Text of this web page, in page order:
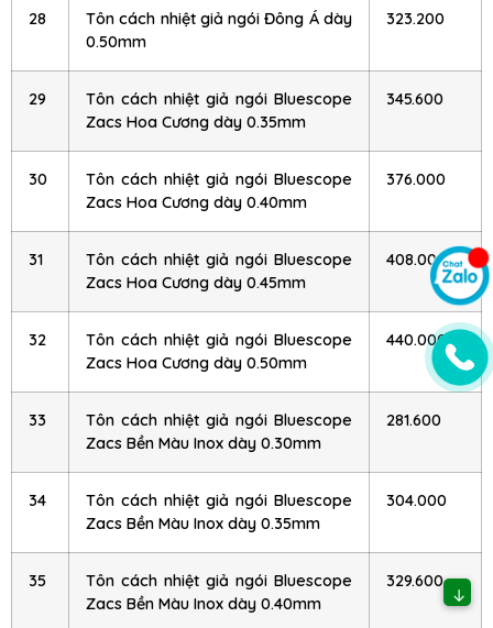
28
Tôn cách nhiệt giả ngói Đông Á dày
0.50mm
323.200
29
Tôn cách nhiệt giả ngói Bluescope
Zacs Hoa Cương dày 0.35mm
345.600
30
Tôn cách nhiệt giả ngói Bluescope
Zacs Hoa Cương dày 0.40mm
376.000
31
Tôn cách nhiệt giả ngói Bluescope
Zacs Hoa Cương dày 0.45mm
408.000
32
Tôn cách nhiệt giả ngói Bluescope
Zacs Hoa Cương dày 0.50mm
440.000
33
Tôn cách nhiệt giả ngói Bluescope
Zacs Bền Màu Inox dày 0.30mm
281.600
34
Tôn cách nhiệt giả ngói Bluescope
Zacs Bền Màu Inox dày 0.35mm
304.000
35
Tôn cách nhiệt giả ngói Bluescope
Zacs Bền Màu Inox dày 0.40mm
329.600
↓